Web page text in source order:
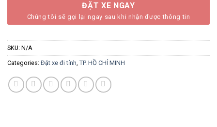
ĐẶT XE NGAY
Chúng tôi sẽ gọi lại ngay sau khi nhận được thông tin
SKU: N/A
Categories: Đặt xe đi tỉnh TP. HỒ CHÍ MINH